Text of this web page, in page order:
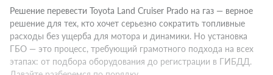
Решение перевести Toyota Land Cruiser Prado на газ — верное
решение для тех, кто хочет серьезно сократить топливные
расходы без ущерба для мотора и динамики. Но установка
ГБО — это процесс, требующий грамотного подхода на всех
этапах: от подбора оборудования до регистрации в ГИБДД.